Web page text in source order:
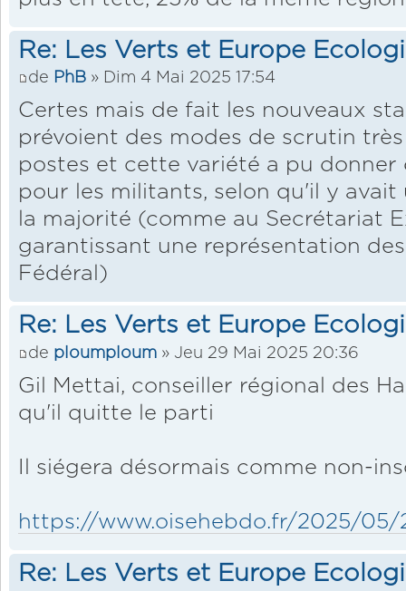
Re: Les Verts et Europe
de PhB » Dim 4 Mai 2025 17:54
Certes mais de fait les nouveaux
prévoient des modes de scrutin
postes et cette variété a pu
pour les militants, selon qu'il y
la majorité (comme au Secrétariat
garantissant une représentation
Fédéral)
Re: Les Verts et Europe
de ploumploum » Jeu 29 Mai 2025 20:36
Gil Mettai, conseiller régional des
qu'il quitte le parti
Il siégera désormais comme non-
https://www.oisehebdo.fr/2025/05/
Re: Les Verts et Europe